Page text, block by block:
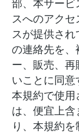
部、本サービ
スへのアク
スが提供さ
の連絡先を
ー、販売、
いことに同意
本規約で使用
は、便宜上
り、本規約